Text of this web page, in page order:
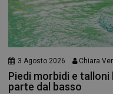
3 Agosto 2026 Chiara
Piedi morbidi e
parte dal basso